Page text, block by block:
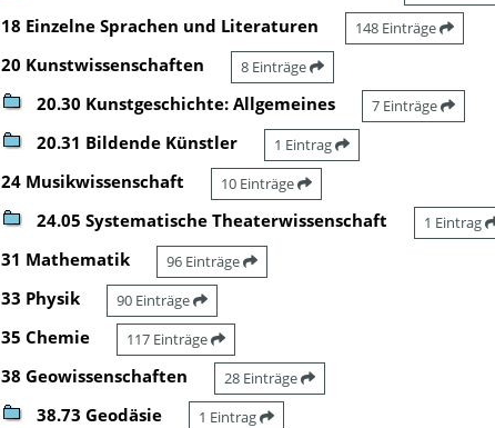
18 Einzelne Sprachen und Literaturen 148 Einträge
20 Kunstwissenschaften 8 Einträge
20.30 Kunstgeschichte: Allgemeines 7 Einträge
20.31 Bildende Künstler 1 Eintrag
24 Musikwissenschaft 10 Einträge
24.05 Systematische Theaterwissenschaft 1 Eintrag
31 Mathematik 96 Einträge
33 Physik 90 Einträge
35 Chemie 117 Einträge
38 Geowissenschaften 28 Einträge
38.73 Geodäsie 1 Eintrag